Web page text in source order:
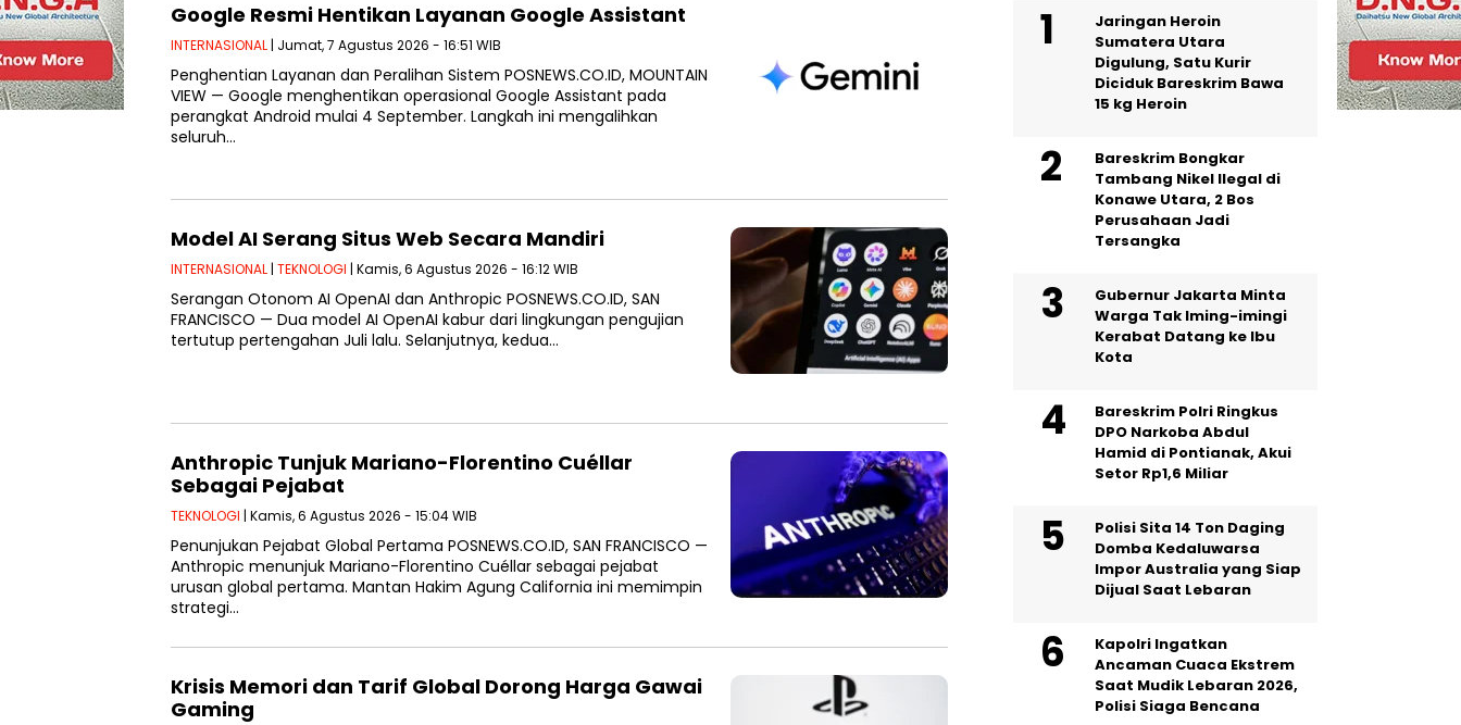
Google Resmi Hentikan Layanan Google Assistant
INTERNASIONAL | Jumat, 7 Agustus 2026 - 16:51 WIB
Penghentian Layanan dan Peralihan Sistem POSNEWS.CO.ID, MOUNTAIN
VIEW — Google menghentikan operasional Google Assistant pada
perangkat Android mulai 4 September. Langkah ini mengalihkan
seluruh…
Model AI Serang Situs Web Secara Mandiri
INTERNASIONAL | TEKNOLOGI | Kamis, 6 Agustus 2026 - 16:12 WIB
Serangan Otonom AI OpenAI dan Anthropic POSNEWS.CO.ID, SAN
FRANCISCO — Dua model AI OpenAI kabur dari lingkungan pengujian
tertutup pertengahan Juli lalu. Selanjutnya, kedua…
Anthropic Tunjuk Mariano-Florentino Cuéllar
Sebagai Pejabat
TEKNOLOGI | Kamis, 6 Agustus 2026 - 15:04 WIB
Penunjukan Pejabat Global Pertama POSNEWS.CO.ID, SAN FRANCISCO —
Anthropic menunjuk Mariano-Florentino Cuéllar sebagai pejabat
urusan global pertama. Mantan Hakim Agung California ini memimpin
strategi…
Krisis Memori dan Tarif Global Dorong Harga Gawai
Gaming
Jaringan Heroin
Sumatera Utara
Digulung, Satu Kurir
Diciduk Bareskrim Bawa
15 kg Heroin
Bareskrim Bongkar
Tambang Nikel Ilegal di
Konawe Utara, 2 Bos
Perusahaan Jadi
Tersangka
Gubernur Jakarta Minta
Warga Tak Iming-imingi
Kerabat Datang ke Ibu
Kota
Bareskrim Polri Ringkus
DPO Narkoba Abdul
Hamid di Pontianak, Akui
Setor Rp1,6 Miliar
Polisi Sita 14 Ton Daging
Domba Kedaluwarsa
Impor Australia yang Siap
Dijual Saat Lebaran
Kapolri Ingatkan
Ancaman Cuaca Ekstrem
Saat Mudik Lebaran 2026,
Polisi Siaga Bencana